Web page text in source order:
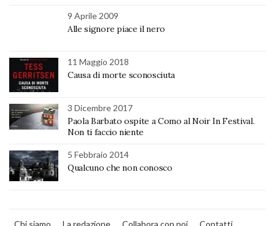
9 Aprile 2009
Alle signore piace il nero
11 Maggio 2018
Causa di morte sconosciuta
3 Dicembre 2017
Paola Barbato ospite a Como al Noir In Festival.
Non ti faccio niente
5 Febbraio 2014
Qualcuno che non conosco